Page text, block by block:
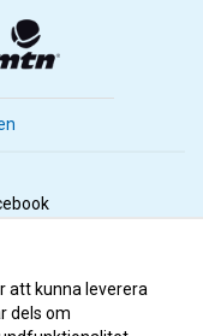
att kunna leverera
dels om